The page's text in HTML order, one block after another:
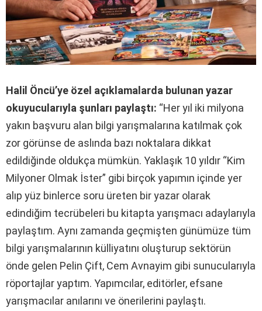
Halil Öncü’ye özel açıklamalarda bulunan yazar
okuyucularıyla şunları paylaştı: “Her yıl iki milyona
yakın başvuru alan bilgi yarışmalarına katılmak çok
zor görünse de aslında bazı noktalara dikkat
edildiğinde oldukça mümkün. Yaklaşık 10 yıldır “Kim
Milyoner Olmak İster” gibi birçok yapımın içinde yer
alıp yüz binlerce soru üreten bir yazar olarak
edindiğim tecrübeleri bu kitapta yarışmacı adaylarıyla
paylaştım. Aynı zamanda geçmişten günümüze tüm
bilgi yarışmalarının külliyatını oluşturup sektörün
önde gelen Pelin Çift, Cem Avnayim gibi sunucularıyla
röportajlar yaptım. Yapımcılar, editörler, efsane
yarışmacılar anılarını ve önerilerini paylaştı.